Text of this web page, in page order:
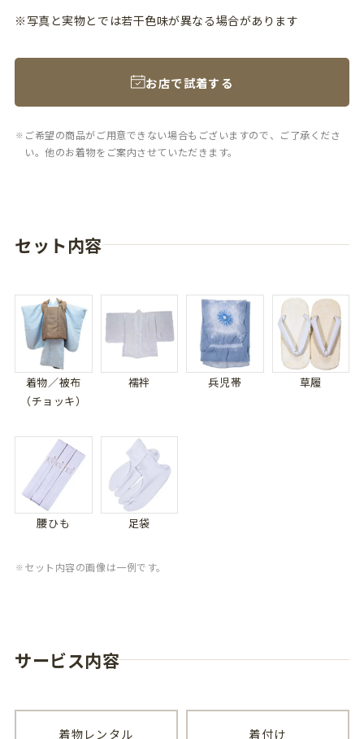
※写真と実物とでは若干色味が異なる場合があります
お店で試着する
ご希望の商品がご用意できない場合もございますので、ご了承くださ
い。他のお着物をご案内させていただきます。
セット内容
着物／被布
（チョッキ）
襦袢 兵児帯 草履
腰ひも 足袋
セット内容の画像は一例です。
サービス内容
着物レンタル 着付け